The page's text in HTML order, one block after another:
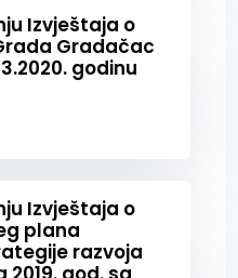
Izvještaja o
Gradačac
godinu
Izvještaja o
plana
razvoja